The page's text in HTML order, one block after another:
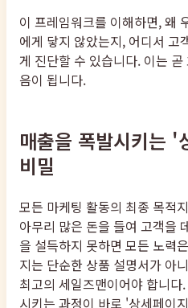
이 프레임워크를 이해하면, 왜
에게 닿지 않았는지, 어디서 고
게 진단할 수 있습니다. 이는 곧
음이 됩니다.
매출을 폭발시키는 '
비밀
모든 마케팅 활동의 최종 목적
아무리 많은 돈을 들여 고객을
을 설득하지 못하면 모든 노력
지는 단순한 상품 설명서가 아
최고의 세일즈맨이어야 합니
시키는 과정이 바로 '상세페이